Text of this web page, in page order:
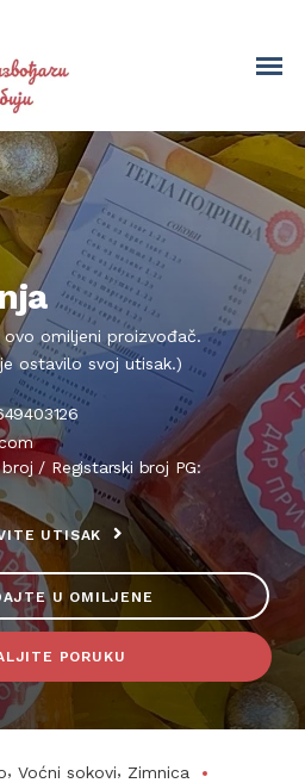
ovo omiljeni proizvođač.
ostavilo svoj utisak.)
/ Registarski broj PG:
UTISAK
U OMILJENE
PORUKU
,Voćni sokovi, Zimnica